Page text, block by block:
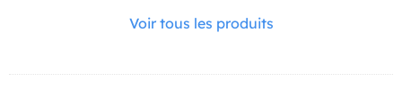
Voir tous les produits